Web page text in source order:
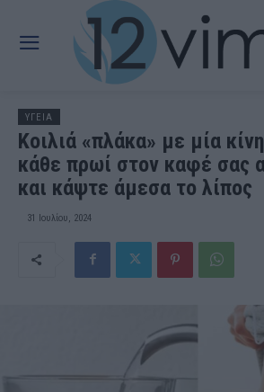
ΥΓΕΙΑ
Κοιλιά «πλάκα» με μία
κάθε πρωί στον καφέ σας
και κάψτε άμεσα το λίπος
31 Ιουλίου, 2024